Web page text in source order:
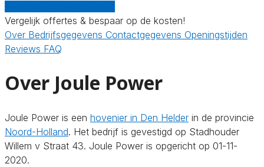
Vergelijk offertes & bespaar op de kosten!
Over Bedrijfsgegevens Contactgegevens Openingstijden
Reviews FAQ
Over Joule Power
Joule Power is een hovenier in Den Helder in de provincie
Noord-Holland. Het bedrijf is gevestigd op Stadhouder
Willem v Straat 43. Joule Power is opgericht op 01-11-
2020.